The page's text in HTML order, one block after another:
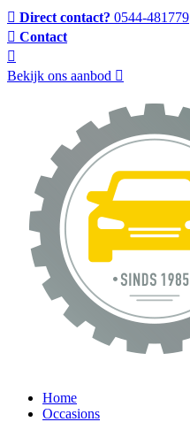
Direct contact? 0544-481779
Contact
Bekijk ons aanbod
Home
Occasions